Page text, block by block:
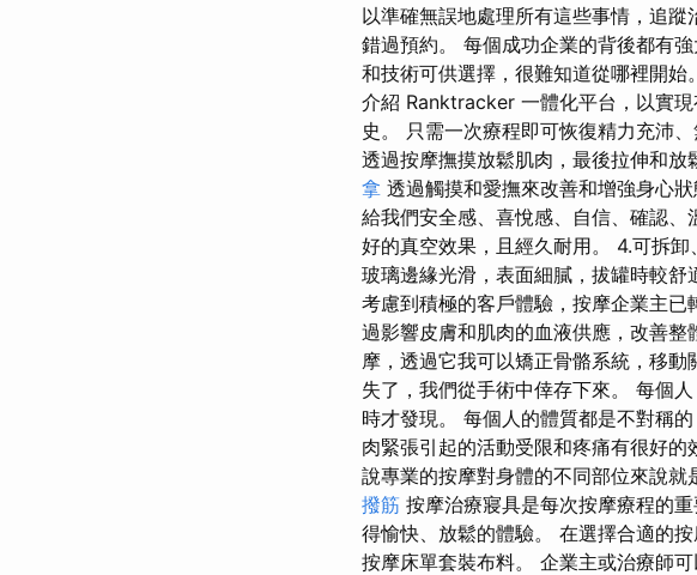
以準確無誤地處理所有這些事情，追
錯過預約。 每個成功企業的背後都有
和技術可供選擇，很難知道從哪裡開
介紹 Ranktracker 一體化平台，以實
史。 只需一次療程即可恢復精力充沛
透過按摩撫摸放鬆肌肉，最後拉伸和
拿 透過觸摸和愛撫來改善和增強身心
給我們安全感、喜悅感、自信、確認
好的真空效果，且經久耐用。 4.可拆
玻璃邊緣光滑，表面細膩，拔罐時較
考慮到積極的客戶體驗，按摩企業主
過影響皮膚和肌肉的血液供應，改善
摩，透過它我可以矯正骨骼系統，移
失了，我們從手術中倖存下來。 每個
時才發現。 每個人的體質都是不對稱
肉緊張引起的活動受限和疼痛有很好
說專業的按摩對身體的不同部位來說
撥筋 按摩治療寢具是每次按摩療程的
得愉快、放鬆的體驗。 在選擇合適的
按摩床單套裝布料。 企業主或治療師